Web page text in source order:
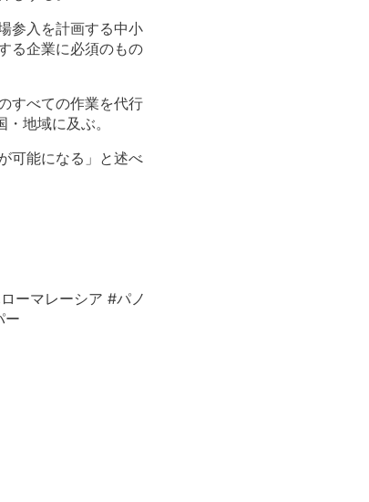
参入を計画する中小
る企業に必須のもの
すべての作業を代行
地域に及ぶ。
可能になる」と述べ
ーマレーシア #パノ
ー